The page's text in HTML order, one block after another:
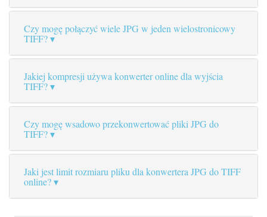
Czy mogę połączyć wiele JPG w jeden wielostronicowy
TIFF?
Jakiej kompresji używa konwerter online dla wyjścia
TIFF?
Czy mogę wsadowo przekonwertować pliki JPG do
TIFF?
Jaki jest limit rozmiaru pliku dla konwertera JPG do TIFF
online?